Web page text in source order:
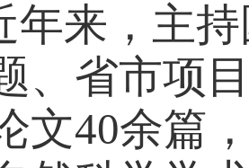
年来，主
、省市项
文40余篇